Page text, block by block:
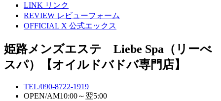
LINK リンク
REVIEW レビューフォーム
OFFICIAL X 公式エックス
姫路メンズエステ Liebe Spa（リーべ
スパ）【オイルドバドバ専門店】
TEL/090-8722-1919
OPEN/AM10:00～翌5:00